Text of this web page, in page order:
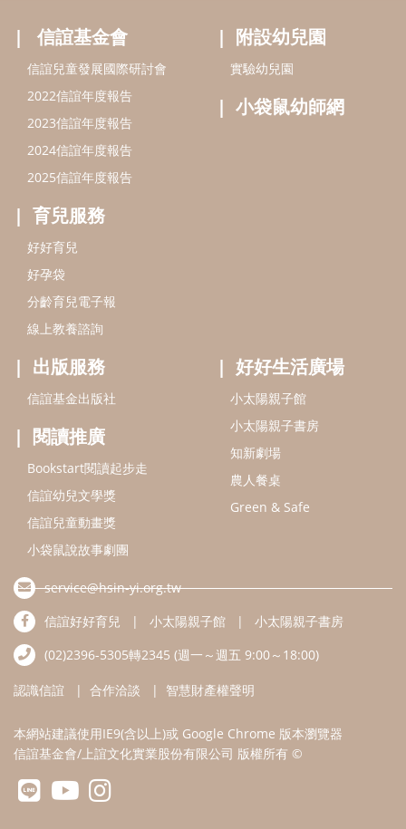
信誼基金會
信誼兒童發展國際研討會
2022信誼年度報告
2023信誼年度報告
2024信誼年度報告
2025信誼年度報告
育兒服務
好好育兒
好孕袋
分齡育兒電子報
線上教養諮詢
附設幼兒園
實驗幼兒園
小袋鼠幼師網
出版服務
信誼基金出版社
閱讀推廣
Bookstart閱讀起步走
信誼幼兒文學獎
信誼兒童動畫獎
小袋鼠說故事劇團
好好生活廣場
小太陽親子館
小太陽親子書房
知新劇場
農人餐桌
Green & Safe
service@hsin-yi.org.tw
信誼好好育兒
小太陽親子館
小太陽親子書房
(02)2396-5305轉2345 (週一～週五 9:00～18:00)
認識信誼 合作洽談 智慧財產權聲明
本網站建議使用IE9(含以上)或 Google Chrome 版本瀏覽器
信誼基金會/上誼文化實業股份有限公司 版權所有 ©